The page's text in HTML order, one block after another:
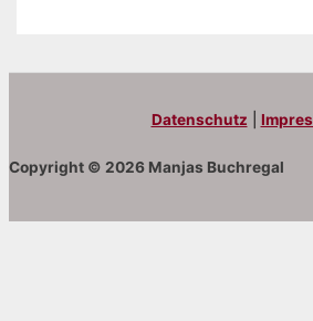
Datenschutz
Copyright © 2026 Manjas Buchregal